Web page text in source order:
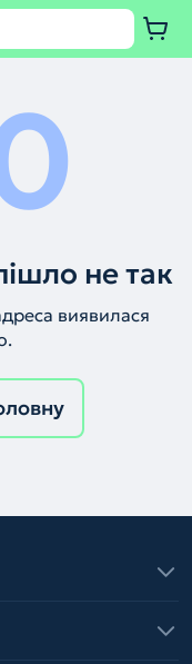
не так
виявилася